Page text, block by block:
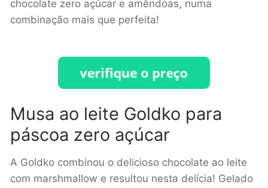
chocolate zero açúcar e amêndoas, numa
combinação mais que perfeita!
Musa ao leite Goldko para
páscoa zero açúcar
A Goldko combinou o delicioso chocolate ao leite
com marshmallow e resultou nesta delícia! Gelado